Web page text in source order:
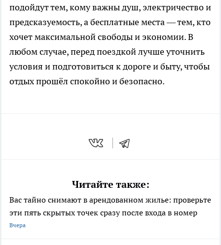
подойдут тем, кому важны душ, электричество и
предсказуемость, а бесплатные места — тем, кто
хочет максимальной свободы и экономии. В
любом случае, перед поездкой лучше уточнить
условия и подготовиться к дороге и быту, чтобы
отдых прошёл спокойно и безопасно.
Читайте также:
Вас тайно снимают в арендованном жилье: проверьте
эти пять скрытых точек сразу после входа в номер
Вчера